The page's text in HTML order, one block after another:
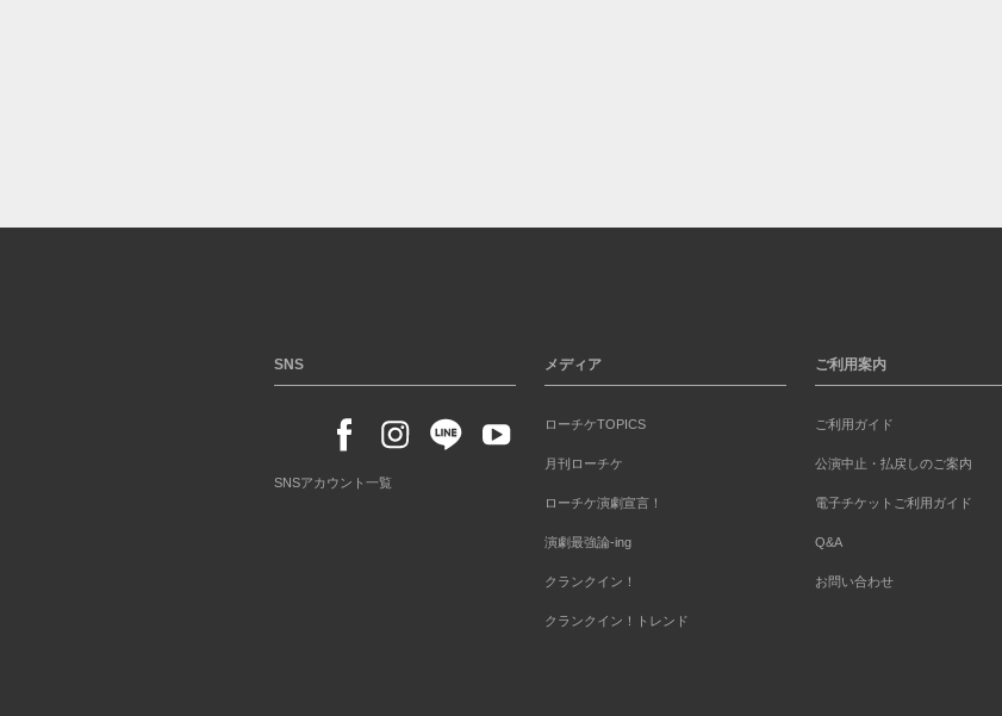
SNS
SNSアカウント一覧
メディア
ローチケTOPICS
月刊ローチケ
ローチケ演劇宣言！
演劇最強論-ing
クランクイン！
クランクイン！トレンド
ご利用案内
ご利用ガイド
公演中止・払戻しのご案内
電子チケットご利用ガイド
Q&A
お問い合わせ